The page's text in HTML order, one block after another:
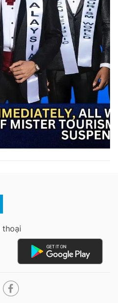
Liên hệ quảng cáo
Thành
cấp ngày 24.3.2020
Báo Thanh Niên. Cấm sao chép
thoại